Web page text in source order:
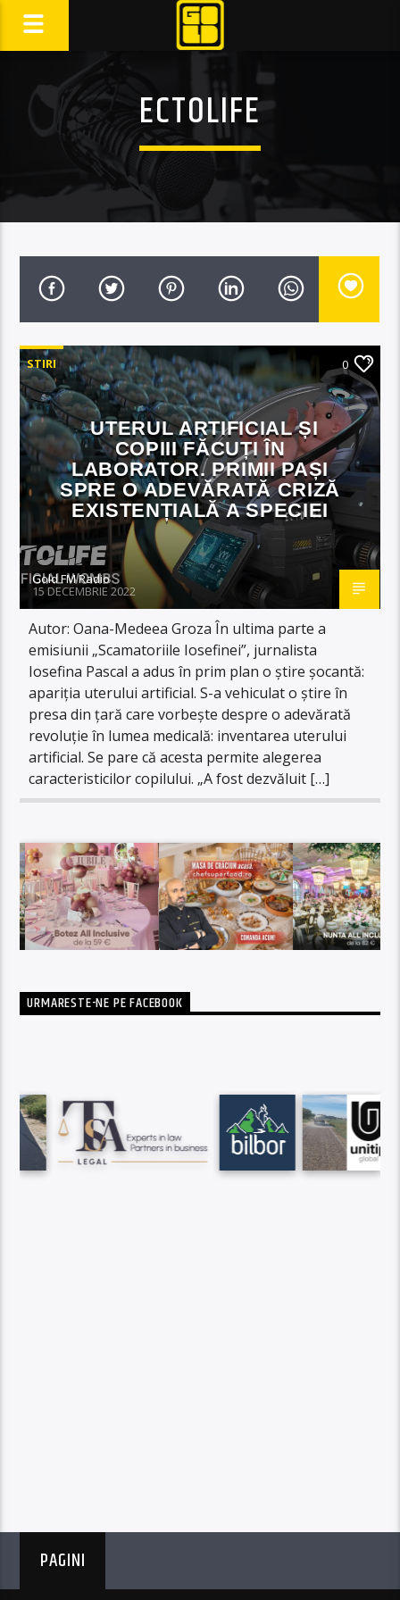
ECTOLIFE
STIRI 0
UTERUL ARTIFICIAL ȘI
COPIII FĂCUȚI ÎN
LABORATOR. PRIMII PAȘI
SPRE O ADEVĂRATĂ CRIZĂ
EXISTENȚIALĂ A SPECIEI
Gold FM Radio
15 DECEMBRIE 2022
Autor: Oana-Medeea Groza În ultima parte a
emisiunii „Scamatoriile Iosefinei”, jurnalista
Iosefina Pascal a adus în prim plan o știre șocantă:
apariția uterului artificial. S-a vehiculat o știre în
presa din țară care vorbește despre o adevărată
revoluție în lumea medicală: inventarea uterului
artificial. Se pare că acesta permite alegerea
caracteristicilor copilului. „A fost dezvăluit […]
URMARESTE-NE PE FACEBOOK
PAGINI